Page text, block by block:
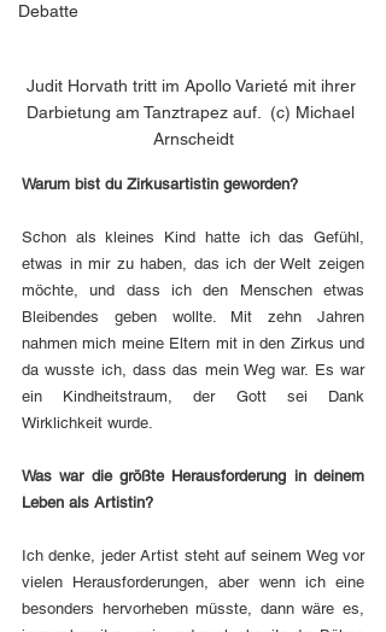
Debatte
Judit Horvath tritt im Apollo Varieté mit ihrer
Darbietung am Tanztrapez auf.  (c) Michael
Arnscheidt
Warum bist du Zirkusartistin geworden?
Schon als kleines Kind hatte ich das Gefühl,
etwas in mir zu haben, das ich der Welt zeigen
möchte, und dass ich den Menschen etwas
Bleibendes geben wollte. Mit zehn Jahren
nahmen mich meine Eltern mit in den Zirkus und
da wusste ich, dass das mein Weg war. Es war
ein Kindheitstraum, der Gott sei Dank
Wirklichkeit wurde.
Was war die größte Herausforderung in deinem
Leben als Artistin?
Ich denke, jeder Artist steht auf seinem Weg vor
vielen Herausforderungen, aber wenn ich eine
besonders hervorheben müsste, dann wäre es,